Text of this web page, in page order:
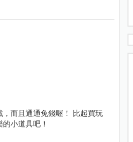
而且通通免錢喔！ 比起買玩
小道具吧！